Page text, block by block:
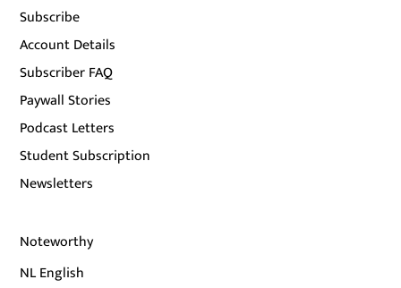
Subscribe
Account Details
Subscriber FAQ
Paywall Stories
Podcast Letters
Student Subscription
Newsletters
Noteworthy
NL English